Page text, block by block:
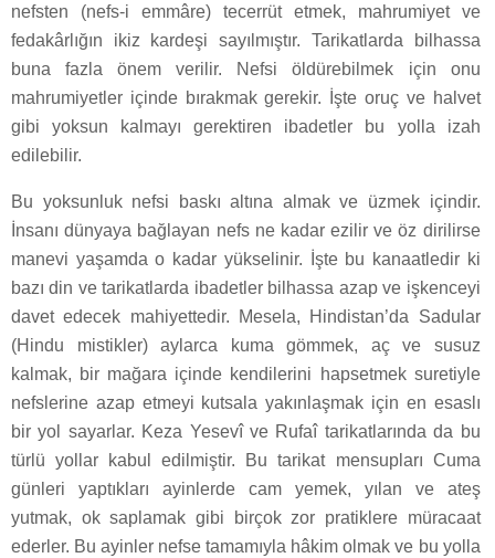
nefsten (nefs-i emmâre) tecerrüt etmek, mahrumiyet ve
fedakârlığın ikiz kardeşi sayılmıştır. Tarikatlarda bilhassa
buna fazla önem verilir. Nefsi öldürebilmek için onu
mahrumiyetler içinde bırakmak gerekir. İşte oruç ve halvet
gibi yoksun kalmayı gerektiren ibadetler bu yolla izah
edilebilir.
Bu yoksunluk nefsi baskı altına almak ve üzmek içindir.
İnsanı dünyaya bağlayan nefs ne kadar ezilir ve öz dirilirse
manevi yaşamda o kadar yükselinir. İşte bu kanaatledir ki
bazı din ve tarikatlarda ibadetler bilhassa azap ve işkenceyi
davet edecek mahiyettedir. Mesela, Hindistan’da Sadular
(Hindu mistikler) aylarca kuma gömmek, aç ve susuz
kalmak, bir mağara içinde kendilerini hapsetmek suretiyle
nefslerine azap etmeyi kutsala yakınlaşmak için en esaslı
bir yol sayarlar. Keza Yesevî ve Rufaî tarikatlarında da bu
türlü yollar kabul edilmiştir. Bu tarikat mensupları Cuma
günleri yaptıkları ayinlerde cam yemek, yılan ve ateş
yutmak, ok saplamak gibi birçok zor pratiklere müracaat
ederler. Bu ayinler nefse tamamıyla hâkim olmak ve bu yolla